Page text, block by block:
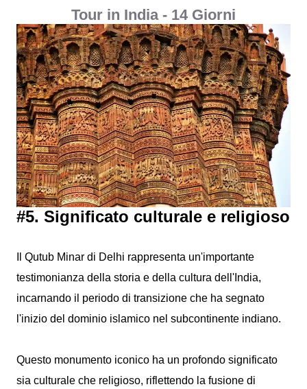
Tour in India - 14 Giorni
#5. Significato culturale e religioso
Il Qutub Minar di Delhi rappresenta un'importante
testimonianza della storia e della cultura dell'India,
incarnando il periodo di transizione che ha segnato
l'inizio del dominio islamico nel subcontinente indiano.
Questo monumento iconico ha un profondo significato
sia culturale che religioso, riflettendo la fusione di